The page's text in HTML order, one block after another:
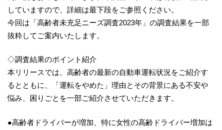
していますので、詳細は最下段をご参照ください。
今回は「高齢者未充足ニーズ調査2023年」の調査結果を一部
抜粋してご案内いたします。
◇調査結果のポイント紹介
本リリースでは、高齢者の最新の自動車運転状況をご紹介す
るとともに、「運転をやめた」理由とその背景にある不安や
悩み、困りごとを一部ご紹介させていただきます。
●高齢者ドライバーが増加、特に女性の高齢ドライバー増加は